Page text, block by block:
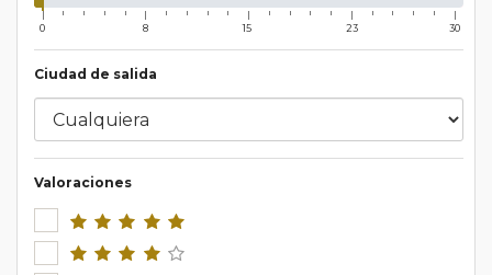
0 8 15 23 30
Ciudad de salida
Valoraciones